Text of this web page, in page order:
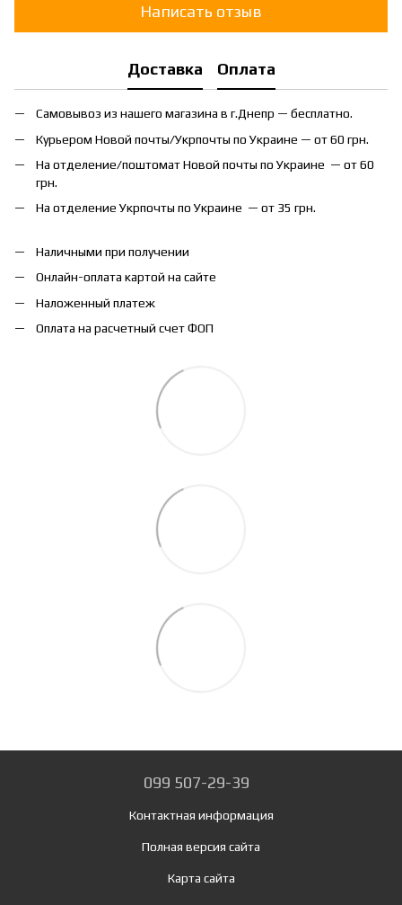
Написать отзыв
Доставка Оплата
Самовывоз из нашего магазина в г.Днепр — бесплатно.
Курьером Новой почты/Укрпочты по Украине — от 60 грн.
На отделение/поштомат Новой почты по Украине — от 60
грн.
На отделение Укрпочты по Украине — от 35 грн.
Наличными при получении
Онлайн-оплата картой на сайте
Наложенный платеж
Оплата на расчетный счет ФОП
099 507-29-39
Контактная информация
Полная версия сайта
Карта сайта